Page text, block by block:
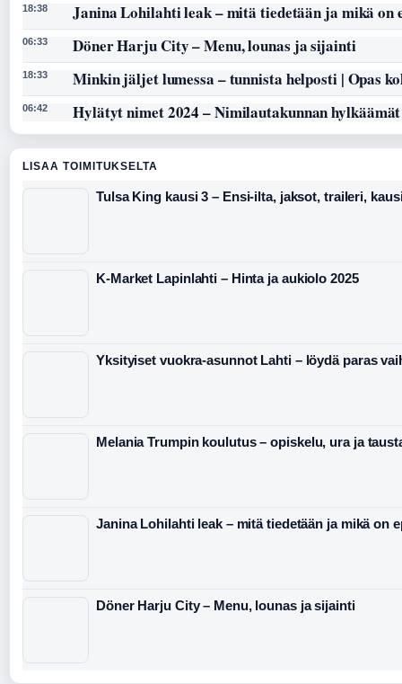
18:38 Janina Lohilahti leak – mitä tiedetään ja mikä on
06:33 Döner Harju City – Menu, lounas ja sijainti
18:33 Minkin jäljet lumessa – tunnista helposti | Opas
06:42 Hylätyt nimet 2024 – Nimilautakunnan
LISAA TOIMITUKSELTA
Tulsa King kausi 3 – Ensi-ilta, jaksot, traileri,
K-Market Lapinlahti – Hinta ja aukiolo 2025
Yksityiset vuokra-asunnot Lahti – löydä paras
Melania Trumpin koulutus – opiskelu, ura ja
Janina Lohilahti leak – mitä tiedetään ja mikä on
Döner Harju City – Menu, lounas ja sijainti